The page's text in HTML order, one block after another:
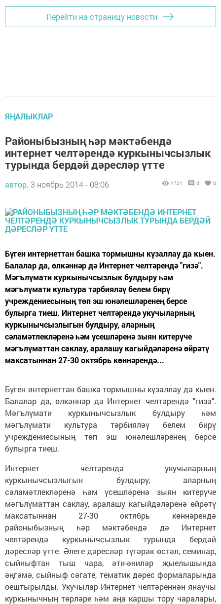
Перейти на страницу новости
ЯҢАЛЫКЛАР
Районыбызның һәр мәктәбендә
интернет челтәрендә куркынычсызлык
турында бердәй дәресләр үтте
автор, 3 ноябрь 2014 - 08:06 1721 0 0
Бүген интернеттан башка тормышны күзаллау да кыен.
Балалар да, өлкәннәр дә Интернет челтәрендә "гизә".
Мәгълүмати куркынычсызлык булдыру һәм
мәгълүмати культура тәрбияләү белем бирү
учреждениесының төп эш юнәлешләренең берсе
булырга тиеш. Интернет челтәрендә укучыларның
куркынычсызлыгын булдыру, аларның
сәламәтлекләренә һәм үсешләренә зыян китерүче
мәгълүматтан саклау, аралашу кагыйдәләренә өйрәтү
максатыннан 27-30 октябрь көннәрендә...
Бүген интернеттан башка тормышны күзаллау да кыен.
Балалар да, өлкәннәр дә Интернет челтәрендә "гизә".
Мәгълүмати куркынычсызлык булдыру һәм
мәгълүмати культура тәрбияләү белем бирү
учреждениесының төп эш юнәлешләренең берсе
булырга тиеш.
Интернет челтәрендә укучыларның
куркынычсызлыгын булдыру, аларның
сәламәтлекләренә һәм үсешләренә зыян китерүче
мәгълүматтан саклау, аралашу кагыйдәләренә өйрәтү
максатыннан 27-30 октябрь көннәрендә
районыбызның һәр мәктәбендә дә Интернет
челтәрендә куркынычсызлык турында бердәй
дәресләр үтте. Әлеге дәресләр түгәрәк өстәл, семинар,
сыйныфтан тыш чара, әти-әниләр җыелышында
әңгәмә, сыйныф сәгате, тематик дәрес формаларында
оештырылды. Укучылар Интернет челтәреннән янаучы
куркынычның төрләре һәм аңа каршы тору чаралары,